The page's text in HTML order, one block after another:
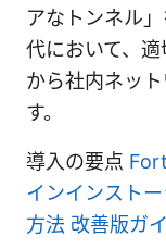
アなトンネル
代において、
から社内ネッ
す。
導入の要点
インインスト
方法 改善版ガ